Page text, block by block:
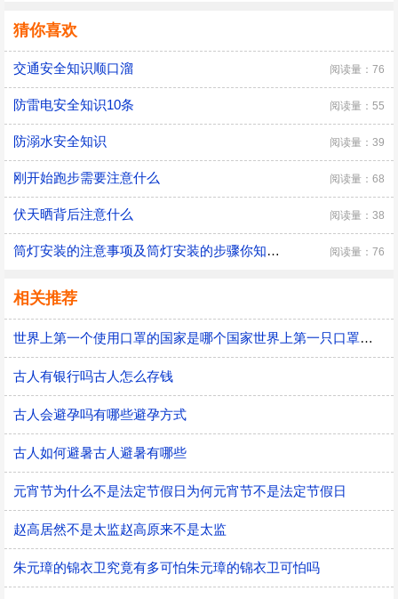
猜你喜欢
交通安全知识顺口溜 阅读量：76
防雷电安全知识10条 阅读量：55
防溺水安全知识 阅读量：39
刚开始跑步需要注意什么 阅读量：68
伏天晒背后注意什么 阅读量：38
筒灯安装的注意事项及筒灯安装的步骤你知道多少 阅读量：76
相关推荐
世界上第一个使用口罩的国家是哪个国家世界上第一只口罩是谁发明的
古人有银行吗古人怎么存钱
古人会避孕吗有哪些避孕方式
古人如何避暑古人避暑有哪些
元宵节为什么不是法定节假日为何元宵节不是法定节假日
赵高居然不是太监赵高原来不是太监
朱元璋的锦衣卫究竟有多可怕朱元璋的锦衣卫可怕吗